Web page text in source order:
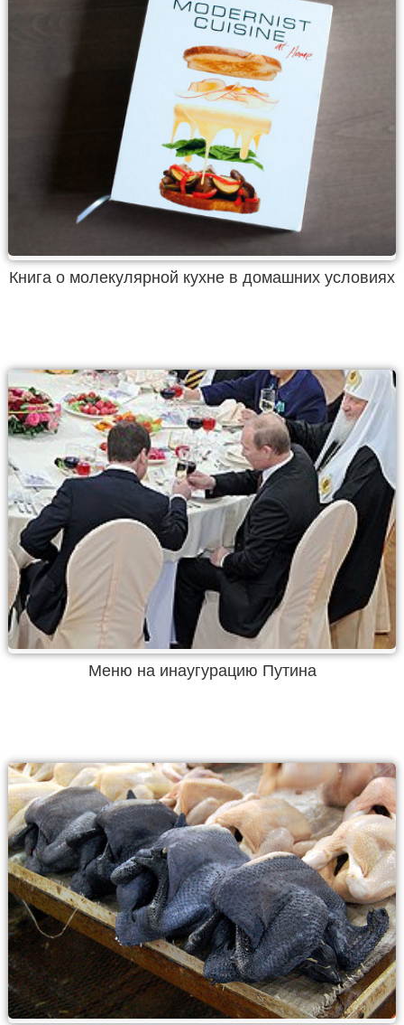
Книга о молекулярной кухне в домашних условиях
Меню на инаугурацию Путина